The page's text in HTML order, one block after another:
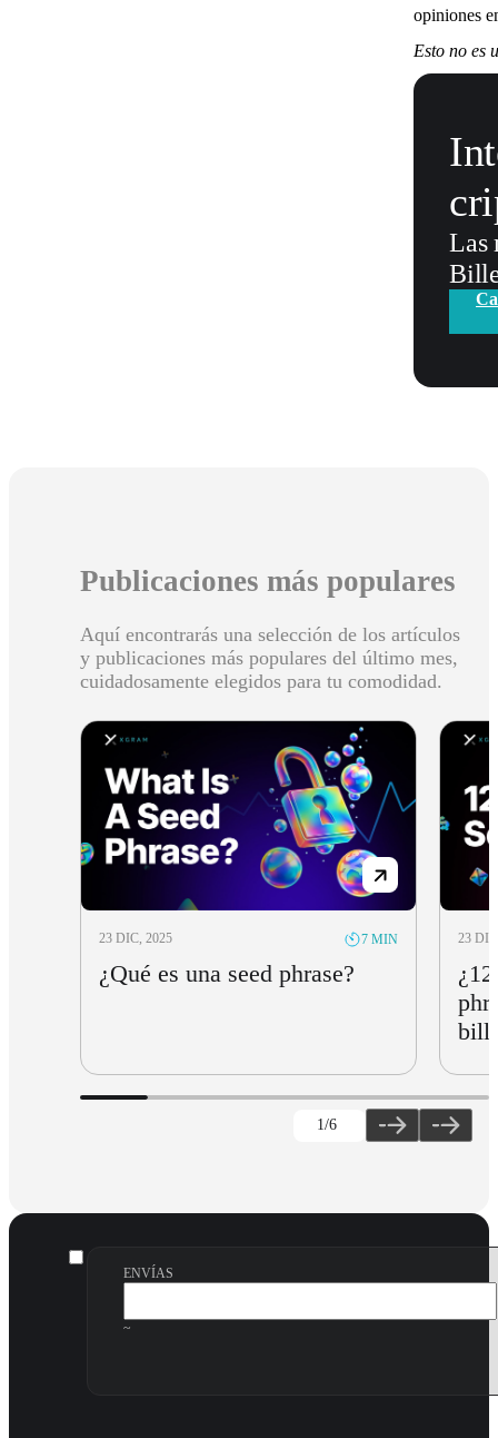
opiniones
Esto no es
Las
Publicaciones más populares
Aquí encontrarás una selección de los artículos
y publicaciones más populares del último mes,
cuidadosamente elegidos para tu comodidad.
23 DIC, 2025 7 MIN
¿Qué es una seed phrase?
23
1/6
ENVÍAS
~